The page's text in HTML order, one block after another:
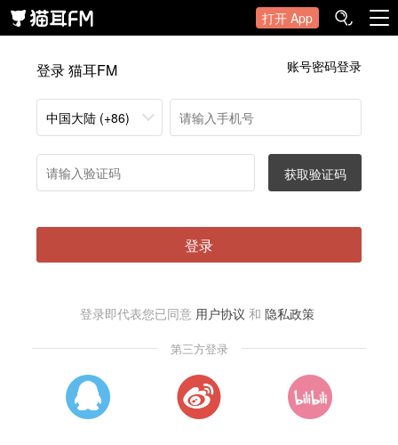
打开 App
登录 猫耳FM 账号密码登录
中国大陆 (+86)
获取验证码
登录
登录即代表您已同意 用户协议 和 隐私政策
第三方登录